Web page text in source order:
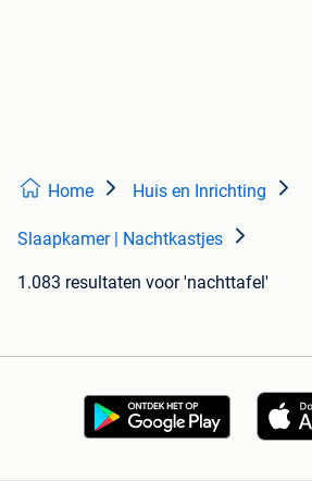
Home Huis en Inrichting
Slaapkamer | Nachtkastjes
1.083 resultaten voor 'nachttafel'